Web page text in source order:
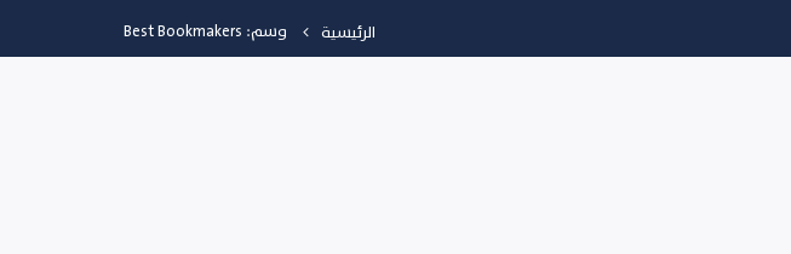
الرئيسية وسم: Best Bookmakers